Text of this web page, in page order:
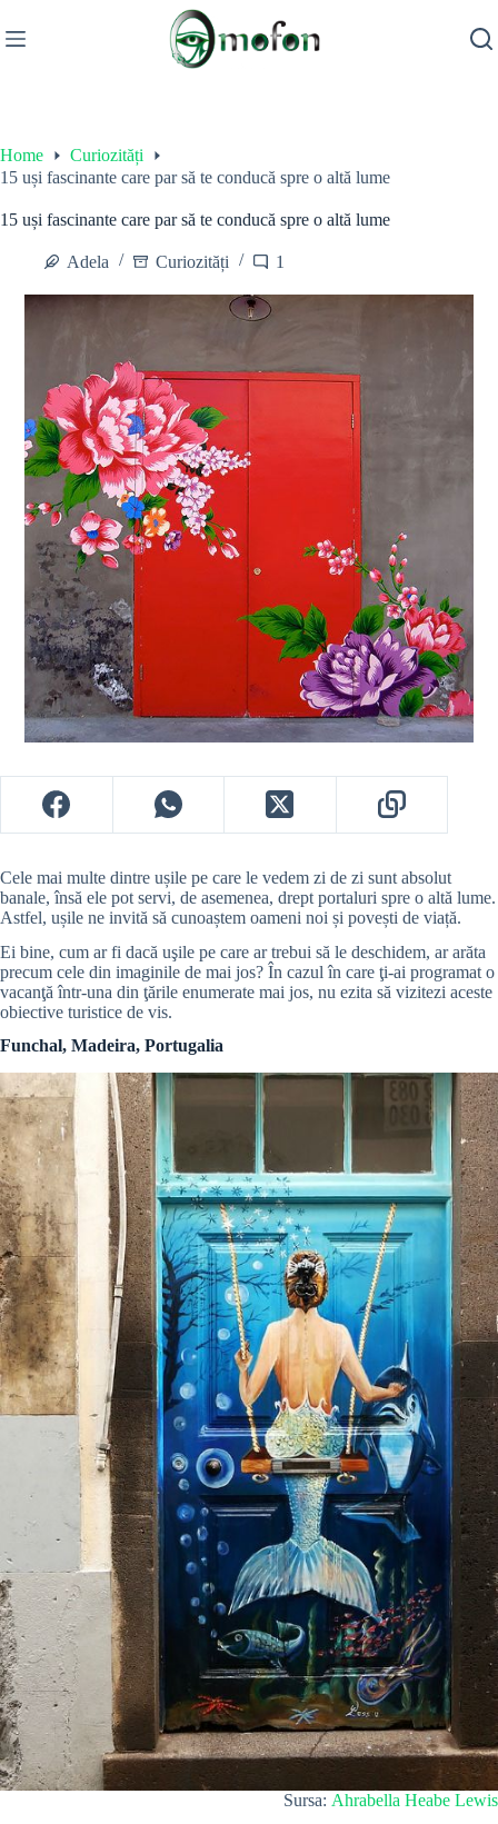
to
content
Home
Curiozități
15 uși fascinante care par să te conducă spre o altă lume
15 uși fascinante care par să te conducă spre o altă lume
Adela Curiozități 1
Cele mai multe dintre ușile pe care le vedem zi de zi sunt absolut
banale, însă ele pot servi, de asemenea, drept portaluri spre o altă lume.
Astfel, ușile ne invită să cunoaștem oameni noi și povești de viață.
Ei bine, cum ar fi dacă uşile pe care ar trebui să le deschidem, ar arăta
precum cele din imaginile de mai jos? În cazul în care ţi-ai programat o
vacanţă într-una din ţările enumerate mai jos, nu ezita să vizitezi aceste
obiective turistice de vis.
Funchal, Madeira, Portugalia
Sursa: Ahrabella Heabe Lewis